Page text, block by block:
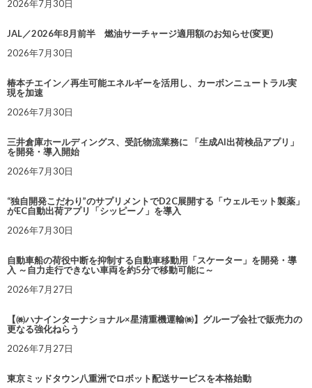
2026年7月30日
JAL／2026年8月前半 燃油サーチャージ適用額のお知らせ(変更)
2026年7月30日
椿本チエイン／再生可能エネルギーを活用し、カーボンニュートラル実
現を加速
2026年7月30日
三井倉庫ホールディングス、受託物流業務に 「生成AI出荷検品アプリ」
を開発・導入開始
2026年7月30日
“独自開発こだわり”のサプリメントでD2C展開する「ウェルモット製薬」
がEC自動出荷アプリ「シッピーノ」を導入
2026年7月30日
自動車船の荷役中断を抑制する自動車移動用「スケーター」を開発・導
入 ～自力走行できない車両を約5分で移動可能に～
2026年7月27日
【㈱ハナインターナショナル×星清重機運輸㈱】グループ会社で販売力の
更なる強化ねらう
2026年7月27日
東京ミッドタウン八重洲でロボット配送サービスを本格始動